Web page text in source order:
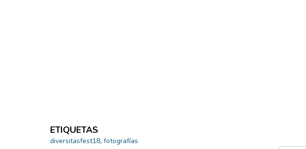
ETIQUETAS
diversitasfest18, fotografías